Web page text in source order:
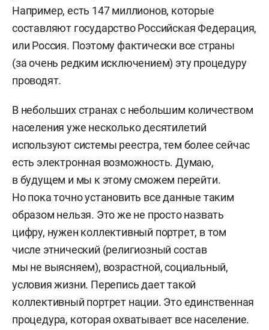
Например, есть 147 миллионов, которые
составляют государство Российская Федерация,
или Россия. Поэтому фактически все страны
(за очень редким исключением) эту процедуру
проводят.
В небольших странах с небольшим количеством
населения уже несколько десятилетий
используют системы реестра, тем более сейчас
есть электронная возможность. Думаю,
в будущем и мы к этому сможем перейти.
Но пока точно установить все данные таким
образом нельзя. Это же не просто назвать
цифру, нужен коллективный портрет, в том
числе этнический (религиозный состав
мы не выясняем), возрастной, социальный,
условия жизни. Перепись дает такой
коллективный портрет нации. Это единственная
процедура, которая охватывает все население.